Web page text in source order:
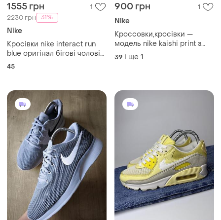
1555 грн 1
2230 грн -31%
Nike
Кросівки nike interact run
blue оригінал бігові чоловічі
спортивні марафонки 45
45
900 грн 1
Nike
Кроссовки,кросівки —
модель nike kaishi print з
яскраво-салатовими
шнурками та сіро-жовтим
39 і ще 1